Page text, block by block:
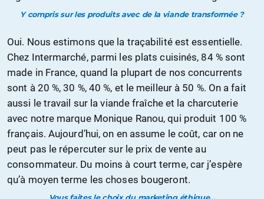
Y compris sur les produits avec de la viande transformée ?
Oui. Nous estimons que la traçabilité est essentielle.
Chez Intermarché, parmi les plats cuisinés, 84 % sont
made in France, quand la plupart de nos concurrents
sont à 20 %, 30 %, 40 %, et le meilleur à 50 %. On a fait
aussi le travail sur la viande fraîche et la charcuterie
avec notre marque Monique Ranou, qui produit 100 %
français. Aujourd’hui, on en assume le coût, car on ne
peut pas le répercuter sur le prix de vente au
consommateur. Du moins à court terme, car j’espère
qu’à moyen terme les choses bougeront.